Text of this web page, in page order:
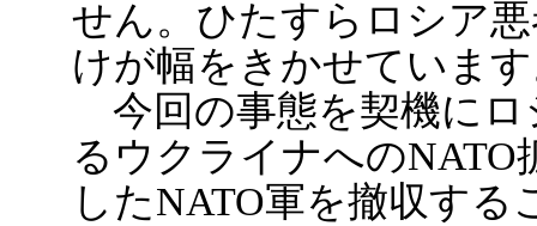
せん。ひたすらロシア
けが幅をきかせていま
今回の事態を契機にロ
るウクライナへの
したNATO軍を撤収す